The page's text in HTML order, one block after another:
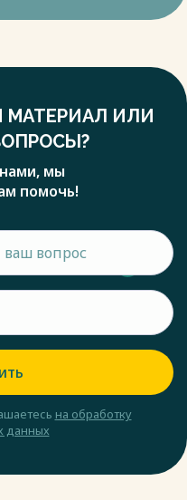
МАТЕРИАЛ ИЛИ
мы
помочь!
на обработку
данных